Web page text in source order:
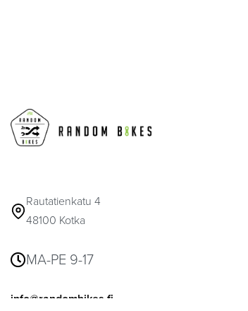
Rautatienkatu 4
48100 Kotka
MA-PE 9-17
info@randombikes.fi